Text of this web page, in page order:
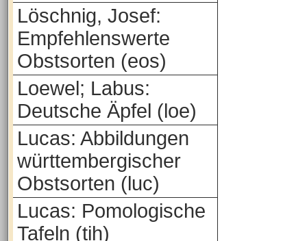
Löschnig, Josef:
Empfehlenswerte
Obstsorten (eos)
Loewel; Labus:
Deutsche Äpfel (loe)
Lucas: Abbildungen
württembergischer
Obstsorten (luc)
Lucas: Pomologische
Tafeln (tih)